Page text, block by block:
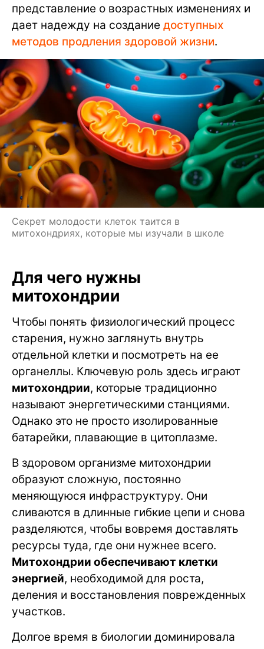
представление о возрастных изменениях и
дает надежду на создание доступных
методов продления здоровой жизни.
Секрет молодости клеток таится в
митохондриях, которые мы изучали в школе
Для чего нужны
митохондрии
Чтобы понять физиологический процесс
старения, нужно заглянуть внутрь
отдельной клетки и посмотреть на ее
органеллы. Ключевую роль здесь играют
митохондрии, которые традиционно
называют энергетическими станциями.
Однако это не просто изолированные
батарейки, плавающие в цитоплазме.
В здоровом организме митохондрии
образуют сложную, постоянно
меняющуюся инфраструктуру. Они
сливаются в длинные гибкие цепи и снова
разделяются, чтобы вовремя доставлять
ресурсы туда, где они нужнее всего.
Митохондрии обеспечивают клетки
энергией, необходимой для роста,
деления и восстановления поврежденных
участков.
Долгое время в биологии доминировала